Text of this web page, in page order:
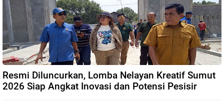
Resmi Diluncurkan, Lomba Nelayan Kreatif Sumut
2026 Siap Angkat Inovasi dan Potensi Pesisir